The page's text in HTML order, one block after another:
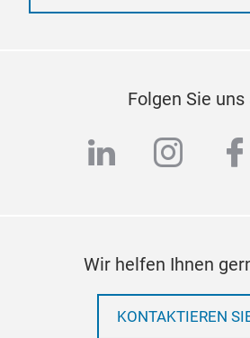
Folgen Sie
linkedin
Wir helfen Ihnen
KONTAKTIEREN